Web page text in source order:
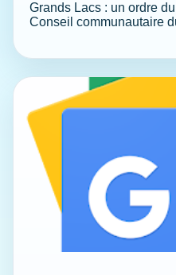
Grands Lacs : un ordre
Conseil communautaire